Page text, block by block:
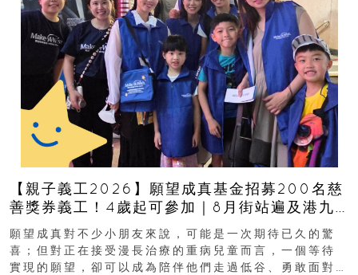
【親子義工2026】願望成真基金招募200名慈
善獎券義工！4歲起可參加｜8月街站遍及港九
新界
願望成真對不少小朋友來說，可能是一次期待已久的驚
喜；但對正在接受漫長治療的重病兒童而言，一個等待
實現的願望，卻可以成為陪伴他們走過低谷、勇敢面對